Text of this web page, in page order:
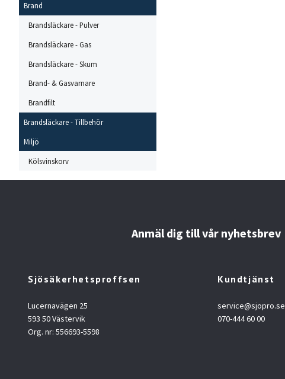
Brand
Brandsläckare - Pulver
Brandsläckare - Gas
Brandsläckare - Skum
Brand- & Gasvarnare
Brandfilt
Brandsläckare - Tillbehör
Miljö
Kölsvinskorv
Anmäl dig till vår nyhetsbrev
Sjösäkerhetsproffsen
Lucernavägen 25
593 50 Västervik
Org. nr: 556693-5598
Kundtjänst
service@sjopro.se
070-444 60 00